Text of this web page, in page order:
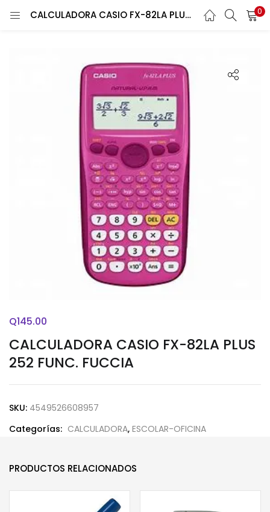
CALCULADORA CASIO FX-82LA PLUS 252 FUNC. FUCCIA 0
ENTRAR REGISTRARSE
Introduce tu nombre de usuario y contraseña para iniciar
¿Contraseña perdida?
CALCULADORA CASIO FX-82LA PLUS
252 FUNC. FUCCIA
Q145.00
SKU: 4549526608957
Categorías: CALCULADORA, ESCOLAR-OFICINA
PRODUCTOS RELACIONADOS